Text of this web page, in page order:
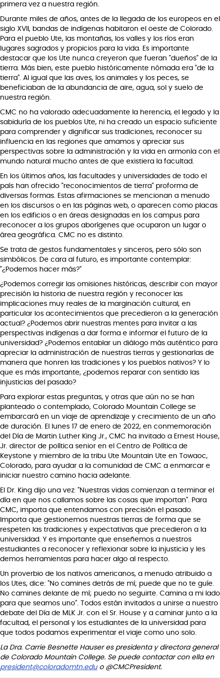
primera vez a nuestra región.
Durante miles de años, antes de la llegada de los europeos en el
siglo XVII, bandas de indígenas habitaron el oeste de Colorado.
Para el pueblo Ute, las montañas, los valles y los ríos eran
lugares sagrados y propicios para la vida. Es importante
destacar que los Ute nunca creyeron que fueran "dueños" de la
tierra. Más bien, este pueblo históricamente nómada era "de la
tierra". Al igual que las aves, los animales y los peces, se
beneficiaban de la abundancia de aire, agua, sol y suelo de
nuestra región.
CMC no ha valorado adecuadamente la herencia, el legado y la
sabiduría de los pueblos Ute, ni ha creado un espacio suficiente
para comprender y dignificar sus tradiciones, reconocer su
influencia en las regiones que amamos y apreciar sus
perspectivas sobre la administración y la vida en armonía con el
mundo natural mucho antes de que existiera la facultad.
En los últimos años, las facultades y universidades de todo el
país han ofrecido "reconocimientos de tierra" proforma de
diversas formas. Estas afirmaciones se mencionan a menudo
en los discursos o en las páginas web, o aparecen como placas
en los edificios o en áreas designadas en los campus para
reconocer a los grupos aborígenes que ocuparon un lugar o
área geográfica. CMC no es distinto.
Se trata de gestos fundamentales y sinceros, pero sólo son
simbólicos. De cara al futuro, es importante contemplar:
"¿Podemos hacer más?"
¿Podemos corregir las omisiones históricas, describir con mayor
precisión la historia de nuestra región y reconocer las
implicaciones muy reales de la marginación cultural, en
particular los acontecimientos que precedieron a la generación
actual? ¿Podemos abrir nuestras mentes para invitar a las
perspectivas indígenas a dar forma e informar el futuro de la
universidad? ¿Podemos entablar un diálogo más auténtico para
apreciar la administración de nuestras tierras y gestionarlas de
manera que honren las tradiciones y los pueblos nativos? Y lo
que es más importante, ¿podemos reparar con sentido las
injusticias del pasado?
Para explorar estas preguntas, y otras que aún no se han
planteado o contemplado, Colorado Mountain College se
embarcará en un viaje de aprendizaje y crecimiento de un año
de duración. El lunes 17 de enero de 2022, en conmemoración
del Día de Martin Luther King Jr., CMC ha invitado a Ernest House,
Jr. director de política senior en el Centro de Política de
Keystone y miembro de la tribu Ute Mountain Ute en Towaoc,
Colorado, para ayudar a la comunidad de CMC a enmarcar e
iniciar nuestro camino hacia adelante.
El Dr. King dijo una vez: "Nuestras vidas comienzan a terminar el
día en que nos callamos sobre las cosas que importan". Para
CMC, importa que entendamos con precisión el pasado.
Importa que gestionemos nuestras tierras de forma que se
respeten las tradiciones y expectativas que precedieron a la
universidad. Y es importante que enseñemos a nuestros
estudiantes a reconocer y reflexionar sobre la injusticia y les
demos herramientas para hacer algo al respecto.
Un proverbio de los nativos americanos, a menudo atribuido a
los Utes, dice: "No camines detrás de mí; puede que no te guíe.
No camines delante de mí; puedo no seguirte. Camina a mi lado
para que seamos uno". Todos están invitados a unirse a nuestro
debate del Día de MLK Jr. con el Sr. House y a caminar junto a la
facultad, el personal y los estudiantes de la universidad para
que todos podamos experimentar el viaje como uno solo.
La Dra. Carrie Besnette Hauser es presidenta y directora general
de Colorado Mountain College. Se puede contactar con ella en
president@coloradomtn.eduo @CMCPresident.